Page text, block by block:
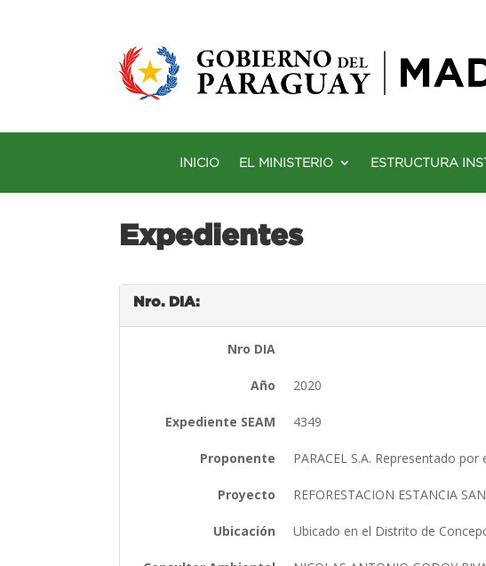
INICIO EL MINISTERIO ESTRUCTURA
Expedientes
Nro. DIA:
Nro DIA
Año 2020
Expediente SEAM 4349
Proponente PARACEL S.A. Representado por
Proyecto REFORESTACION ESTANCIA
Ubicación Ubicado en el Distrito de